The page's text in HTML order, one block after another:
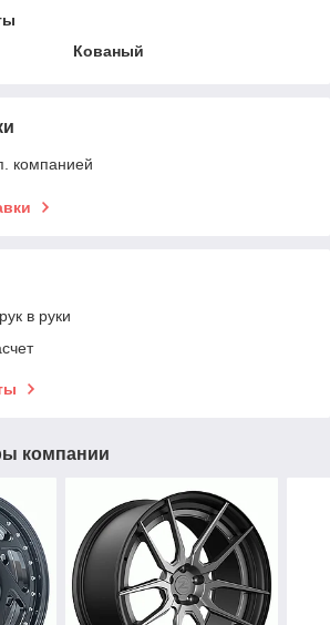
Кованый
компанией
в руки
компании